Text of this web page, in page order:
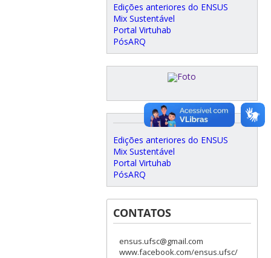
Edições anteriores do ENSUS
Mix Sustentável
Portal Virtuhab
PósARQ
Edições anteriores do ENSUS
Mix Sustentável
Portal Virtuhab
PósARQ
CONTATOS
ensus.ufsc@gmail.com
www.facebook.com/ensus.ufsc/